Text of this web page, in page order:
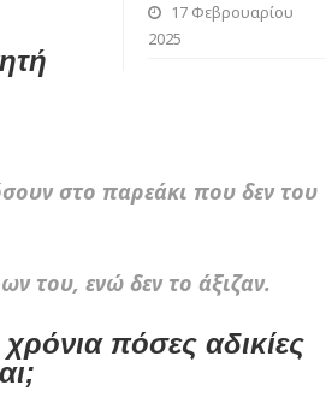
17 Φεβρουαρίου
2025
στο παρεάκι που δεν του
του, ενώ δεν το άξιζαν.
πόσες αδικίες